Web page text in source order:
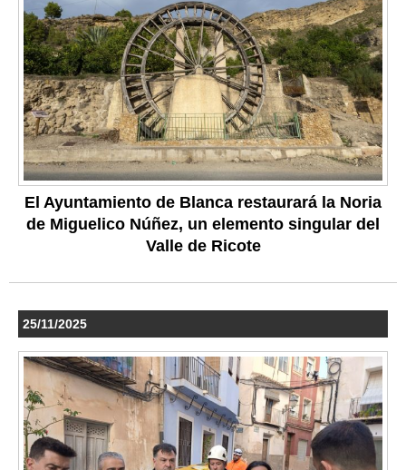
El Ayuntamiento de Blanca restaurará la Noria
de Miguelico Núñez, un elemento singular del
Valle de Ricote
25/11/2025